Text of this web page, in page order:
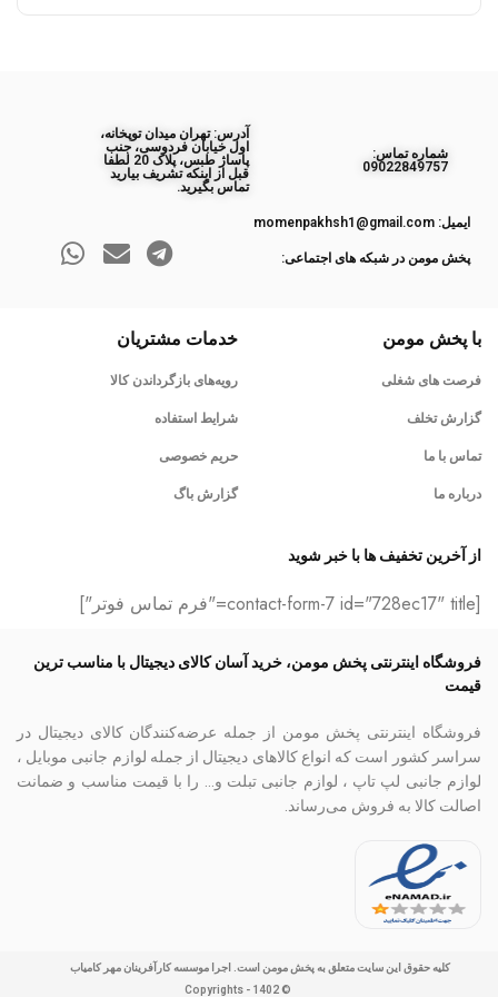
ﺷﻤﺎره ﺗﻤﺎس:
09022849757
آدرس: تهران میدان توپخانه،
اول خیابان فردوسی، جنب
پاساژ طبس، پلاک 20 لطفا
قبل از اینکه تشریف بیارید
تماس بگیرید.
ایمیل: momenpakhsh1@gmail.com
پخش مومن در شبکه های اجتماعی:
با پخش مومن
فرصت های شغلی
گزارش تخلف
تماس با ما
درباره ما
خدمات مشتریان
رویه‌های بازگرداندن کالا
شرایط استفاده
حریم خصوصی
گزارش باگ
از آخرین تخفیف ها با خبر شوید
[contact-form-7 id="728ec17" title="فرم تماس فوتر"]
فروشگاه اینترنتی پخش مومن، خرید آسان کالای دیجیتال با مناسب ترین
قیمت
فروشگاه اینترنتی پخش مومن از جمله عرضه‌کنندگان کالای دیجیتال در
سراسر کشور است که انواع کالاهای دیجیتال از جمله لوازم جانبی موبایل ،
لوازم جانبی لپ تاپ ، لوازم جانبی تبلت و… را با قیمت مناسب و ضمانت
اصالت کالا به فروش می‌رساند.
کلیه حقوق این سایت متعلق به پخش مومن است. اجرا موسسه کارآفرینان مهر کامیاب
© Copyrights - 1402